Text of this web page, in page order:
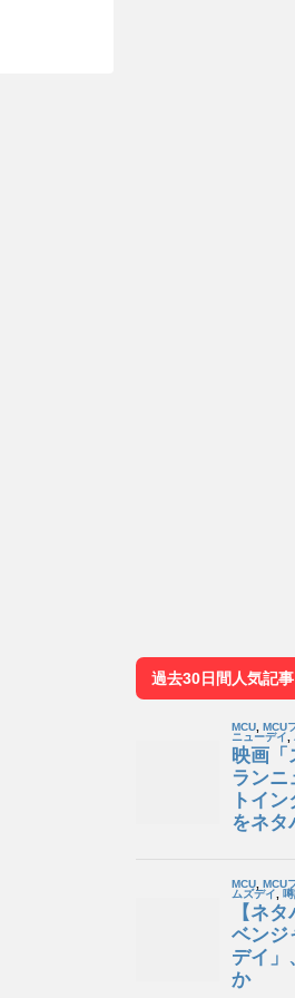
過去30日間人気記事